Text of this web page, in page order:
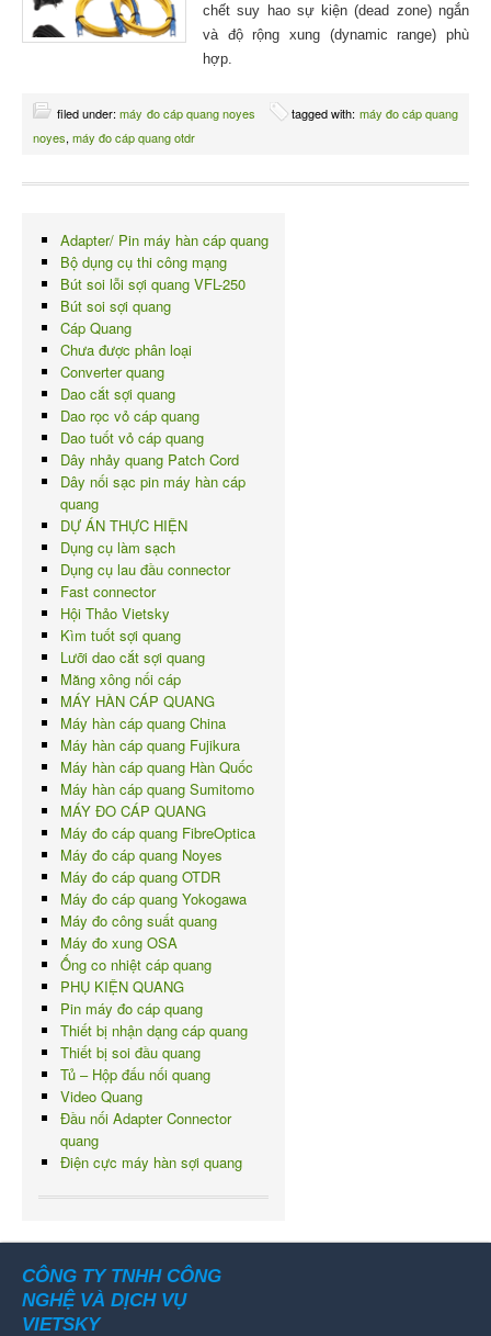
chết suy hao sự kiện (dead zone) ngắn
và độ rộng xung (dynamic range) phù
hợp.
filed under:máy đo cáp quang noyes tagged with: máy đo cáp quang
noyes, máy đo cáp quang otdr
Adapter/ Pin máy hàn cáp quang
Bộ dụng cụ thi công mạng
Bút soi lỗi sợi quang VFL-250
Bút soi sợi quang
Cáp Quang
Chưa được phân loại
Converter quang
Dao cắt sợi quang
Dao rọc vỏ cáp quang
Dao tuốt vỏ cáp quang
Dây nhảy quang Patch Cord
Dây nối sạc pin máy hàn cáp
quang
DỰ ÁN THỰC HIỆN
Dụng cụ làm sạch
Dụng cụ lau đầu connector
Fast connector
Hội Thảo Vietsky
Kìm tuốt sợi quang
Lưỡi dao cắt sợi quang
Măng xông nối cáp
MÁY HÀN CÁP QUANG
Máy hàn cáp quang China
Máy hàn cáp quang Fujikura
Máy hàn cáp quang Hàn Quốc
Máy hàn cáp quang Sumitomo
MÁY ĐO CÁP QUANG
Máy đo cáp quang FibreOptica
Máy đo cáp quang Noyes
Máy đo cáp quang OTDR
Máy đo cáp quang Yokogawa
Máy đo công suất quang
Máy đo xung OSA
Ống co nhiệt cáp quang
PHỤ KIỆN QUANG
Pin máy đo cáp quang
Thiết bị nhận dạng cáp quang
Thiết bị soi đầu quang
Tủ – Hộp đấu nối quang
Video Quang
Đầu nối Adapter Connector
quang
Điện cực máy hàn sợi quang
CÔNG TY TNHH CÔNG
NGHỆ VÀ DỊCH VỤ
VIETSKY